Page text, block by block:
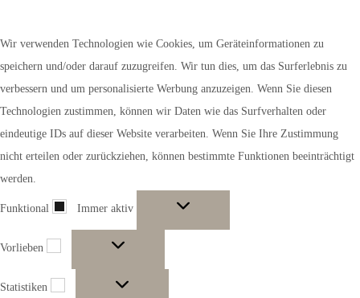
Wir verwenden Technologien wie Cookies, um Geräteinformationen zu
speichern und/oder darauf zuzugreifen. Wir tun dies, um das Surferlebnis zu
verbessern und um personalisierte Werbung anzuzeigen. Wenn Sie diesen
Technologien zustimmen, können wir Daten wie das Surfverhalten oder
eindeutige IDs auf dieser Website verarbeiten. Wenn Sie Ihre Zustimmung
nicht erteilen oder zurückziehen, können bestimmte Funktionen beeinträchtigt
werden.
Funktional
Immer aktiv
Vorlieben
Statistiken